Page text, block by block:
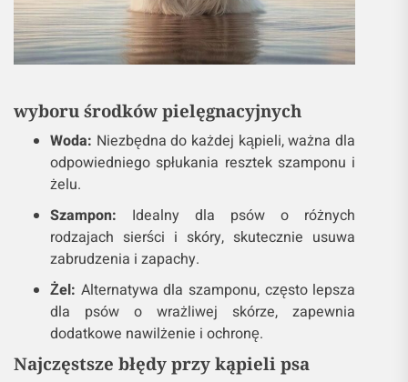
wyboru środków pielęgnacyjnych
Woda: Niezbędna do każdej kąpieli, ważna dla
odpowiedniego spłukania resztek szamponu i
żelu.
Szampon: Idealny dla psów o różnych
rodzajach sierści i skóry, skutecznie usuwa
zabrudzenia i zapachy.
Żel: Alternatywa dla szamponu, często lepsza
dla psów o wrażliwej skórze, zapewnia
dodatkowe nawilżenie i ochronę.
Najczęstsze błędy przy kąpieli psa